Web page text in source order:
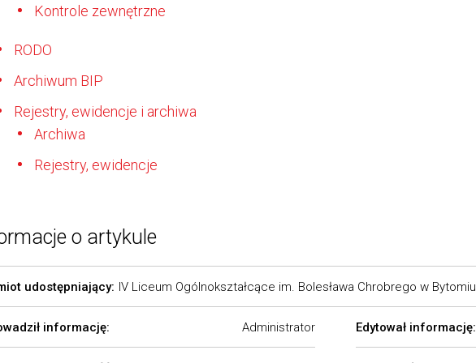
Kontrole zewnętrzne
RODO
Archiwum BIP
Rejestry, ewidencje i archiwa
Archiwa
Rejestry, ewidencje
o artykule
udostępniający: IV Liceum Ogólnokształcące im. Bolesława Chrobrego w Bytomiu
informację: Administrator Edytował informację: